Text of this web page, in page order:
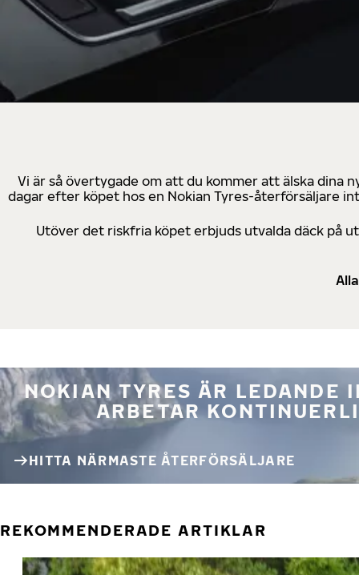
Vi är så övertygade om att du kommer att älska dina
dagar efter köpet hos en Nokian Tyres-återförsäljare
Utöver det riskfria köpet erbjuds utvalda däck på
NOKIAN TYRES ÄR LEDANDE
ARBETAR
HITTA NÄRMASTE ÅTERFÖRSÄLJARE
REKOMMENDERADE ARTIKLAR